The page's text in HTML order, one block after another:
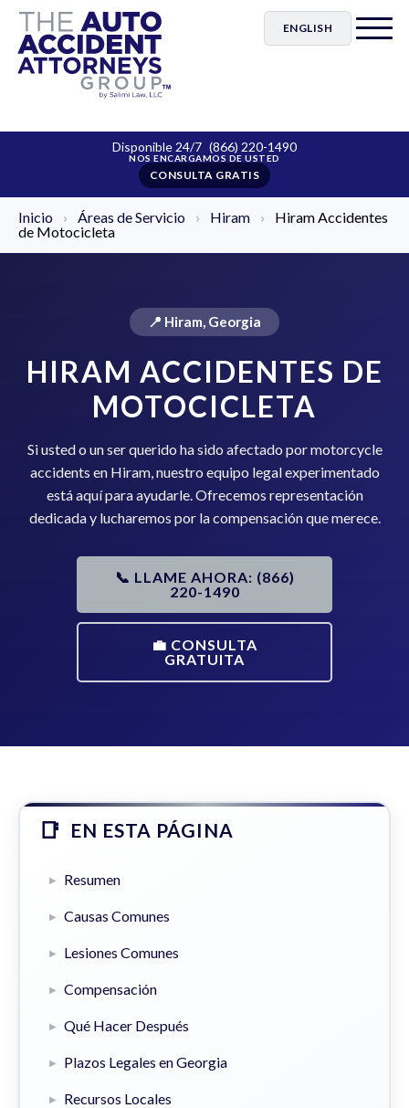
ENGLISH
Disponible 24/7 (866) 220-1490
CONSULTA GRATIS
Inicio › Áreas de Servicio › Hiram ›
Hiram Accidentes
de Motocicleta
📍 Hiram, Georgia
HIRAM ACCIDENTES DE
MOTOCICLETA
Si usted o un ser querido ha sido afectado por motorcycle
accidents en Hiram, nuestro equipo legal experimentado
está aquí para ayudarle. Ofrecemos representación
dedicada y lucharemos por la compensación que merece.
📞 LLAME AHORA: (866)
220-1490
💼 CONSULTA
GRATUITA
EN ESTA PÁGINA
Resumen
Causas Comunes
Lesiones Comunes
Compensación
Qué Hacer Después
Plazos Legales en Georgia
Recursos Locales